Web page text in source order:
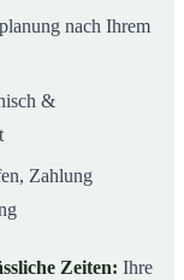
nach Ihrem
&
Zahlung
Zeiten: Ihre